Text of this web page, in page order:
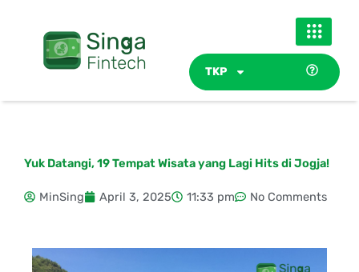
TKP
Yuk Datangi, 19 Tempat Wisata yang Lagi Hits di Jogja!
MinSing April 3, 2025 11:33 pm No Comments